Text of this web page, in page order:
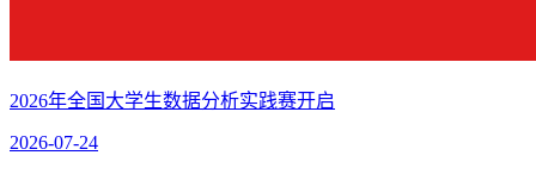
2026年全国大学生数据分析实践赛开启
2026-07-24